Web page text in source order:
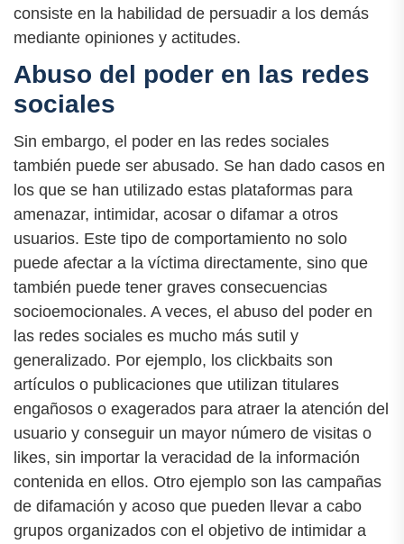
consiste en la habilidad de persuadir a los demás
mediante opiniones y actitudes.
Abuso del poder en las redes
sociales
Sin embargo, el poder en las redes sociales
también puede ser abusado. Se han dado casos en
los que se han utilizado estas plataformas para
amenazar, intimidar, acosar o difamar a otros
usuarios. Este tipo de comportamiento no solo
puede afectar a la víctima directamente, sino que
también puede tener graves consecuencias
socioemocionales. A veces, el abuso del poder en
las redes sociales es mucho más sutil y
generalizado. Por ejemplo, los clickbaits son
artículos o publicaciones que utilizan titulares
engañosos o exagerados para atraer la atención del
usuario y conseguir un mayor número de visitas o
likes, sin importar la veracidad de la información
contenida en ellos. Otro ejemplo son las campañas
de difamación y acoso que pueden llevar a cabo
grupos organizados con el objetivo de intimidar a